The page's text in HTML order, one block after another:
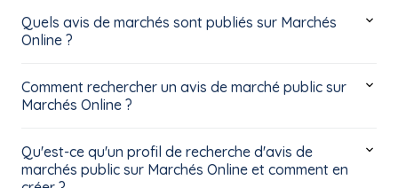
Quels avis de marchés sont publiés sur Marchés
Online ?
Comment rechercher un avis de marché public sur
Marchés Online ?
Qu'est-ce qu'un profil de recherche d'avis de
marchés public sur Marchés Online et comment en